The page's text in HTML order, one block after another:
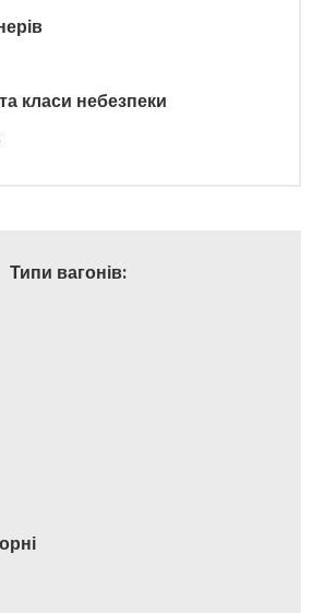
класи небезпеки
Типи вагонів: